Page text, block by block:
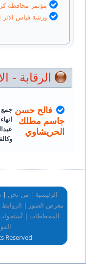
مؤتمر محافظة
ورشة قياس الاثر
الرقابة -
فالح حسن
جاسم مطلك
الحريشاوي
وكالة
الرئيسية | من نحن |
معرض الصور | الروابط
المخططات |
Reserved.